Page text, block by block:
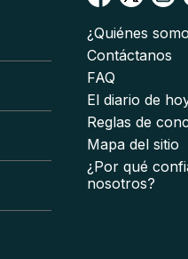
¿Quiénes
Contáctanos
FAQ
El diario de
Reglas de
Mapa del sitio
¿Por qué
nosotros?